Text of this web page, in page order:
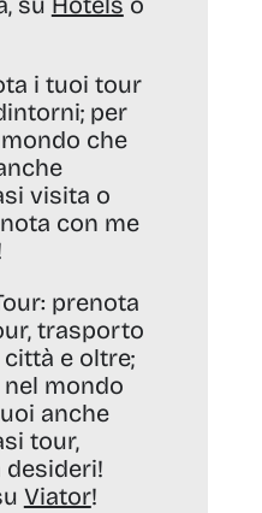
i tuoi tour
per
che
visita o
con me
prenota
trasporto
e oltre;
mondo
anche
tour,
Viator!